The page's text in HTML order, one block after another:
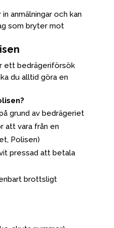
anmälningar och kan
som bryter mot
ett bedrägeriförsök
du alltid göra en
grund av bedrägeriet
att vara från en
Polisen)
pressad att betala
brottsligt